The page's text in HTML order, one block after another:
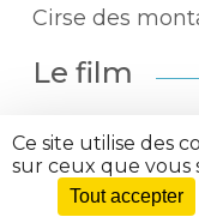
Ce site utilise des
sur ceux que vous
Tout accepter
Cirse des
Le film
Présenté par
Communes